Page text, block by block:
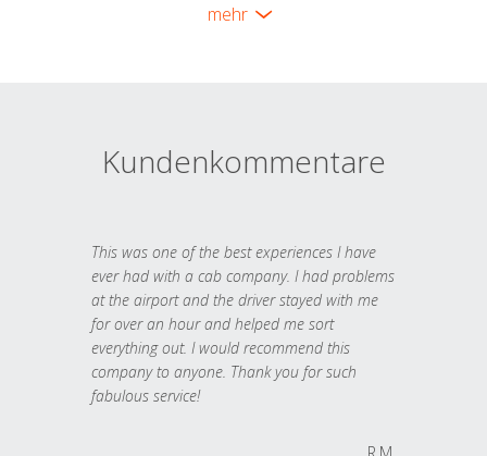
mehr
Kundenkommentare
This was one of the best experiences I have
ever had with a cab company. I had problems
at the airport and the driver stayed with me
for over an hour and helped me sort
everything out. I would recommend this
company to anyone. Thank you for such
fabulous service!